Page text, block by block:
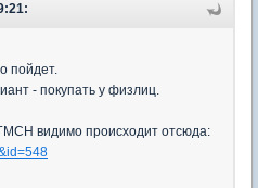
пойдет.
- покупать у физлиц.
видимо происходит отсюда: